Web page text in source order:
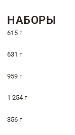
НАБОРЫ
615 г
631 г
959 г
1 254 г
356 г